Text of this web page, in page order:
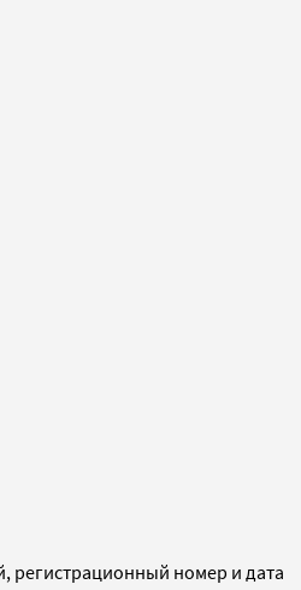
регистрационный номер и дата